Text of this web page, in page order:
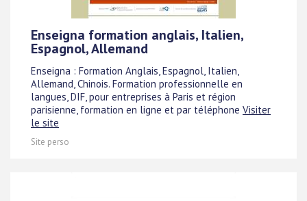
Enseigna formation anglais, Italien,
Espagnol, Allemand
Enseigna : Formation Anglais, Espagnol, Italien,
Allemand, Chinois. Formation professionnelle en
langues, DIF, pour entreprises à Paris et région
parisienne, formation en ligne et par téléphone Visiter
le site
Site perso